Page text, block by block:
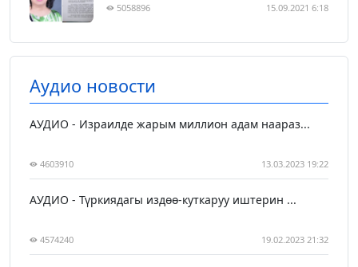
5058896 15.09.2021 6:18
Аудио новости
АУДИО - Израилде жарым миллион адам наараз...
4603910 13.03.2023 19:22
АУДИО - Түркиядагы издөө-куткаруу иштерин ...
4574240 19.02.2023 21:32